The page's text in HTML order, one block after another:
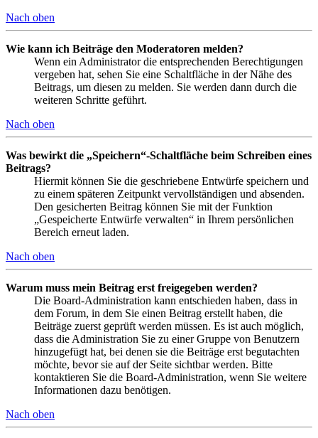
Nach oben
Wie kann ich Beiträge den Moderatoren melden?
Wenn ein Administrator die entsprechenden Berechtigungen
vergeben hat, sehen Sie eine Schaltfläche in der Nähe des
Beitrags, um diesen zu melden. Sie werden dann durch die
weiteren Schritte geführt.
Nach oben
Was bewirkt die „Speichern“-Schaltfläche beim Schreiben eines
Beitrags?
Hiermit können Sie die geschriebene Entwürfe speichern und
zu einem späteren Zeitpunkt vervollständigen und absenden.
Den gesicherten Beitrag können Sie mit der Funktion
„Gespeicherte Entwürfe verwalten“ in Ihrem persönlichen
Bereich erneut laden.
Nach oben
Warum muss mein Beitrag erst freigegeben werden?
Die Board-Administration kann entschieden haben, dass in
dem Forum, in dem Sie einen Beitrag erstellt haben, die
Beiträge zuerst geprüft werden müssen. Es ist auch möglich,
dass die Administration Sie zu einer Gruppe von Benutzern
hinzugefügt hat, bei denen sie die Beiträge erst begutachten
möchte, bevor sie auf der Seite sichtbar werden. Bitte
kontaktieren Sie die Board-Administration, wenn Sie weitere
Informationen dazu benötigen.
Nach oben